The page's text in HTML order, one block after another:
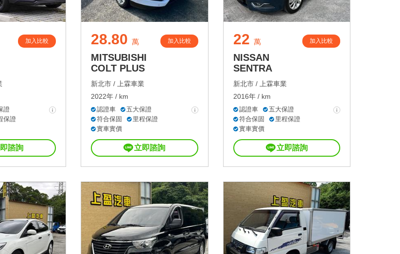
加入比較
證
保證
諮詢
28.80 萬 加入比較
MITSUBISHI
COLT PLUS
新北市 /
上霖車業
2022年 / km
認證車
五大保證
符合保固
里程保證
實車實價
立即諮詢
22 萬 加入比較
NISSAN
SENTRA
新北市 /
上霖車業
2016年 / km
認證車
五大保證
符合保固
里程保證
實車實價
立即諮詢